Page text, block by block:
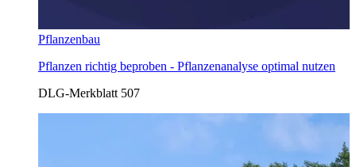
Pflanzenbau
Pflanzen richtig beproben - Pflanzenanalyse optimal nutzen
DLG-Merkblatt 507